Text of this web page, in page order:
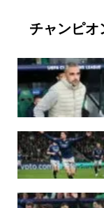
チャンピオ